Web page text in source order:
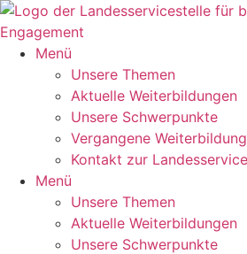
Zum
Inhalt
springen
Menü
Unsere Themen
Aktuelle Weiterbildungen
Unsere Schwerpunkte
Vergangene
Kontakt zur
Menü
Unsere Themen
Aktuelle Weiterbildungen
Unsere Schwerpunkte